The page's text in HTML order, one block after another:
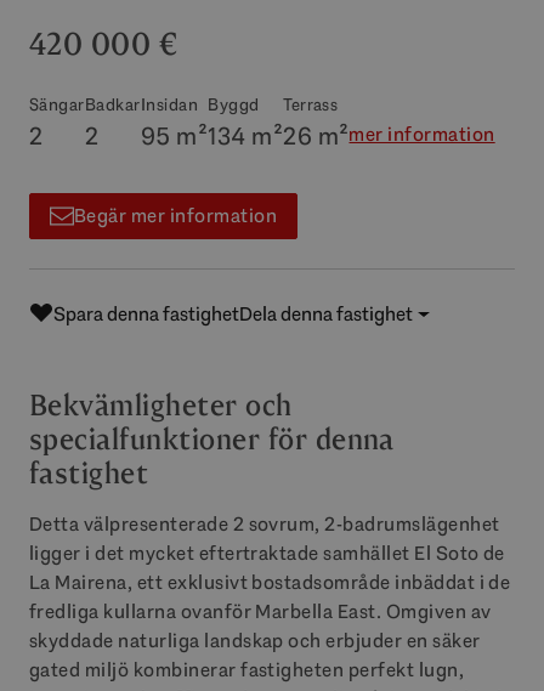
420 000 €
Sängar
2
Badkar
2
Insidan
95 m²
Byggd
134 m²
Terrass
26 m²mer information
Begär mer information
Spara denna fastighetDela denna fastighet
Bekvämligheter och
specialfunktioner för denna
fastighet
Detta välpresenterade 2 sovrum, 2-badrumslägenhet
ligger i det mycket eftertraktade samhället El Soto de
La Mairena, ett exklusivt bostadsområde inbäddat i de
fredliga kullarna ovanför Marbella East. Omgiven av
skyddade naturliga landskap och erbjuder en säker
gated miljö kombinerar fastigheten perfekt lugn,